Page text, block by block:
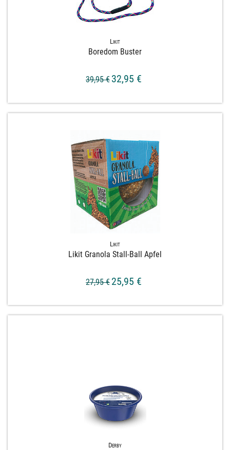
Likit
Boredom Buster
39,95 € 32,95 €
Likit
Likit Granola Stall-​Ball Apfel
27,95 € 25,95 €
Derby